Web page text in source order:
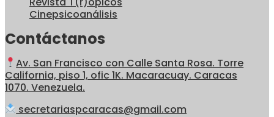
Cinepsicoanálisis
Contáctanos
Av. San Francisco con Calle Santa Rosa. Torre
California, piso 1, ofic 1K. Macaracuay. Caracas
1070. Venezuela.
secretariaspcaracas@gmail.com